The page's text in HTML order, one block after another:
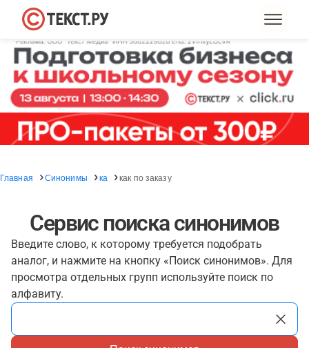
Главная Синонимы ка как по заказу
Сервис поиска синонимов
Введите слово, к которому требуется подобрать
аналог, и нажмите на кнопку «Поиск синонимов». Для
просмотра отдельных групп используйте поиск по
алфавиту.